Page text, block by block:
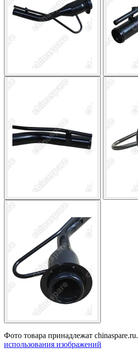
Фото товара принадлежат chinaspare.ru.
использования изображений